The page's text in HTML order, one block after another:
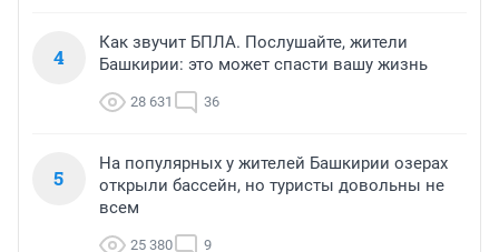
4
Как звучит БПЛА. Послушайте, жители
Башкирии: это может спасти вашу жизнь
28 631 36
5
На популярных у жителей Башкирии озерах
открыли бассейн, но туристы довольны не
всем
25 380 9